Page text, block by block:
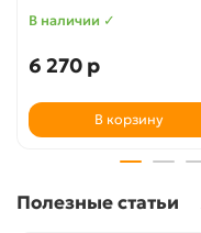
В наличии ✓
6 270 р
В корзину
Полезные статьи